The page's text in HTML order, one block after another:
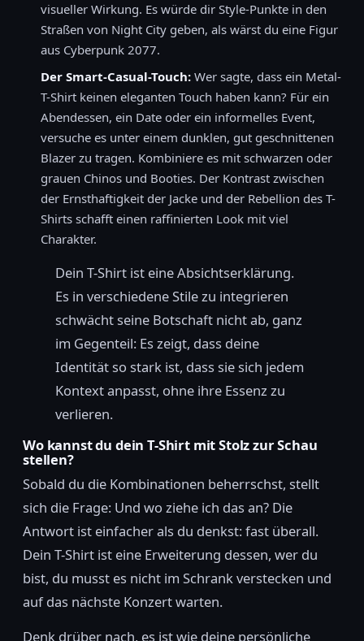
visueller Wirkung. Es würde dir Style-Punkte in den
Straßen von Night City geben, als wärst du eine Figur
aus Cyberpunk 2077.
Der Smart-Casual-Touch: Wer sagte, dass ein Metal-
T-Shirt keinen eleganten Touch haben kann? Für ein
Abendessen, ein Date oder ein informelles Event,
versuche es unter einem dunklen, gut geschnittenen
Blazer zu tragen. Kombiniere es mit schwarzen oder
grauen Chinos und Booties. Der Kontrast zwischen
der Ernsthaftigkeit der Jacke und der Rebellion des T-
Shirts schafft einen raffinierten Look mit viel
Charakter.
Dein T-Shirt ist eine Absichtserklärung.
Es in verschiedene Stile zu integrieren
schwächt seine Botschaft nicht ab, ganz
im Gegenteil: Es zeigt, dass deine
Identität so stark ist, dass sie sich jedem
Kontext anpasst, ohne ihre Essenz zu
verlieren.
Wo kannst du dein T-Shirt mit Stolz zur Schau
stellen?
Sobald du die Kombinationen beherrschst, stellt
sich die Frage: Und wo ziehe ich das an? Die
Antwort ist einfacher als du denkst: fast überall.
Dein T-Shirt ist eine Erweiterung dessen, wer du
bist, du musst es nicht im Schrank verstecken und
auf das nächste Konzert warten.
Denk drüber nach, es ist wie deine persönliche